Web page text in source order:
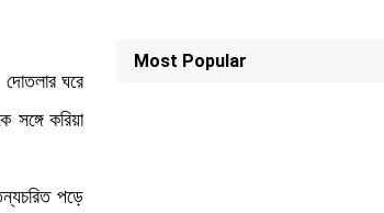
ঘরে
সঙ্গে করিয়া
পড়ে
Most Popular